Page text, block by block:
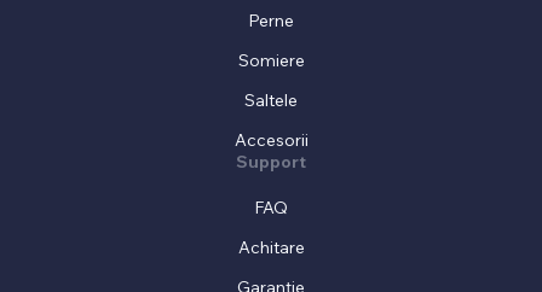
Perne
Somiere
Saltele
Accesorii
Support
FAQ
Achitare
Garanție